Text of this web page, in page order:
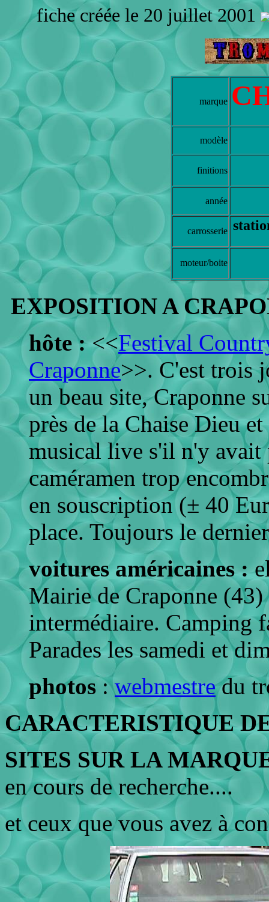
fiche créée le 20 juillet 2001
marque
modèle
finitions
année
carrosserie
moteur/boite
EXPOSITION A
hôte :<<Festival
Craponne>>. C'est trois
un beau site, Craponne
près de la Chaise Dieu
musical live s'il n'y avait
caméramen trop
en souscription (± 40
place. Toujours le
voitures américaines :
Mairie de Craponne
intermédiaire. Camping
Parades les samedi et
photos:webmestredu
CARACTERISTIQUE
SITES SUR LA
en cours de recherche....
et ceux que vous avez à